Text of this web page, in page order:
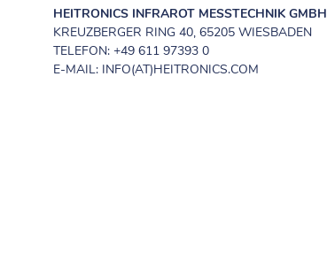
HEITRONICS INFRAROT MESSTECHNIK GMBH
KREUZBERGER RING 40, 65205 WIESBADEN
TELEFON: +49 611 97393 0
E-MAIL: INFO(AT)HEITRONICS.COM